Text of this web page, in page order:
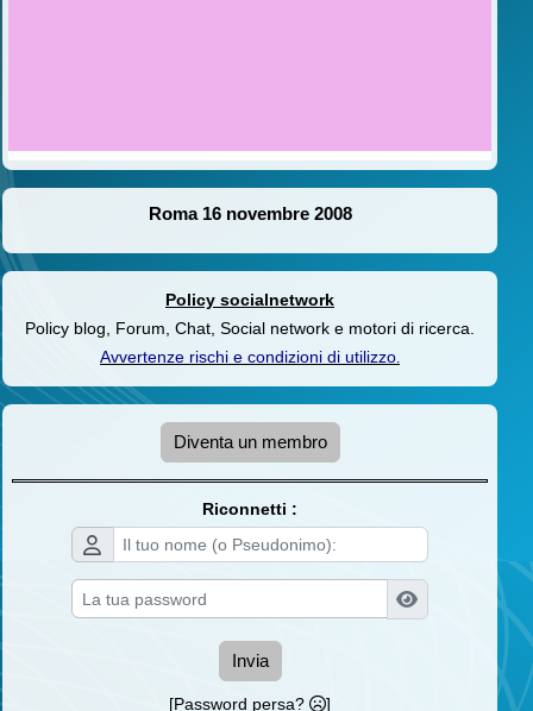
Roma 16 novembre 2008
Policy socialnetwork
Policy blog, Forum, Chat, Social network e motori di ricerca.
Avvertenze rischi e condizioni di utilizzo.
Diventa un membro
Riconnetti :
Invia
[Password persa? ]